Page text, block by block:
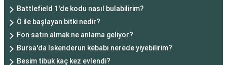
Battlefield 1'de kodu nasıl bulabilirim?
Ö ile başlayan bitki nedir?
Fon satın almak ne anlama geliyor?
Bursa'da İskenderun kebabı nerede yiyebilirim?
Besim tibuk kaç kez evlendi?